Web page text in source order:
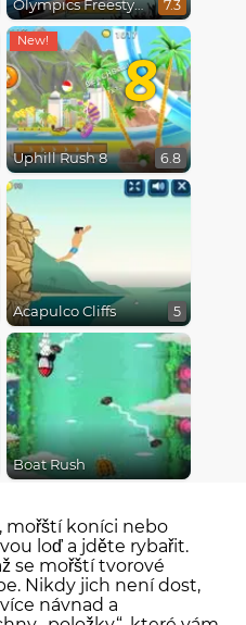
Olympics Freestyle 7.3
8
Uphill Rush 8 6.8
Acapulco Cliffs 5
Boat Rush
mořští koníci nebo
loď a jděte rybařit.
se mořští tvorové
Nikdy jich není dost,
návnad a